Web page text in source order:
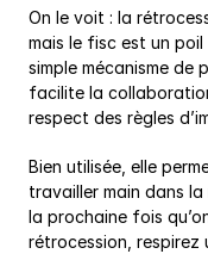
On le voit : la
mais le fisc est un poil
simple mécanisme de
facilite la
respect des règles
Bien utilisée, elle
travailler main dans
la prochaine fois
rétrocession, respirez